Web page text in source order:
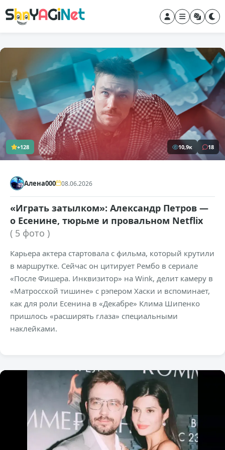
+128 10,9к 18
Алена000 08.06.2026
«Играть затылком»: Александр Петров —
о Есенине, тюрьме и провальном Netflix
( 5 фото )
Карьера актера стартовала с фильма, который крутили
в маршрутке. Сейчас он цитирует Рембо в сериале
«После Фишера. Инквизитор» на Wink, делит камеру в
«Матросской тишине» с рэпером Хаски и вспоминает,
как для роли Есенина в «Декабре» Клима Шипенко
пришлось «расширять глаза» специальными
наклейками.